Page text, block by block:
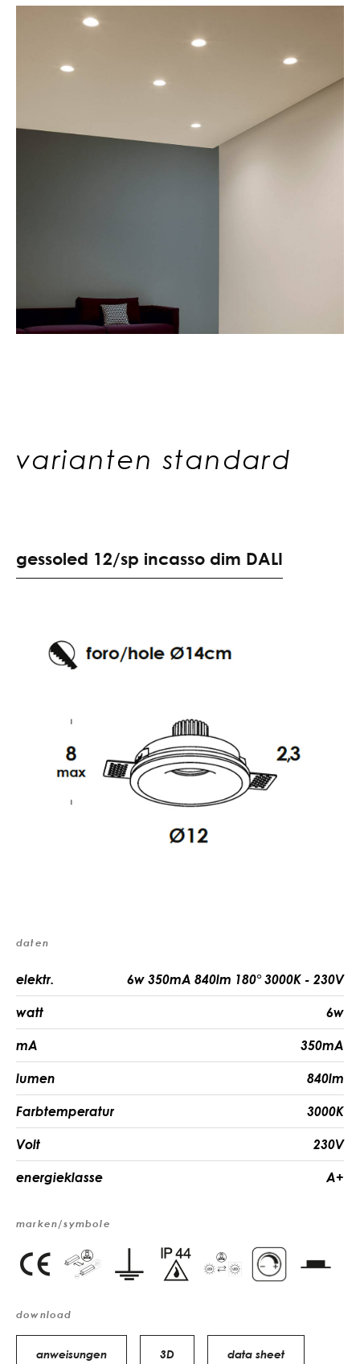
varianten standard
gessoled 12/sp incasso dim DALI
daten
elektr. 6w 350mA 840lm 180° 3000K - 230V
watt 6w
mA 350mA
lumen 840lm
Farbtemperatur 3000K
Volt 230V
energieklasse A+
marken/symbole
download
anweisungen 3D data sheet